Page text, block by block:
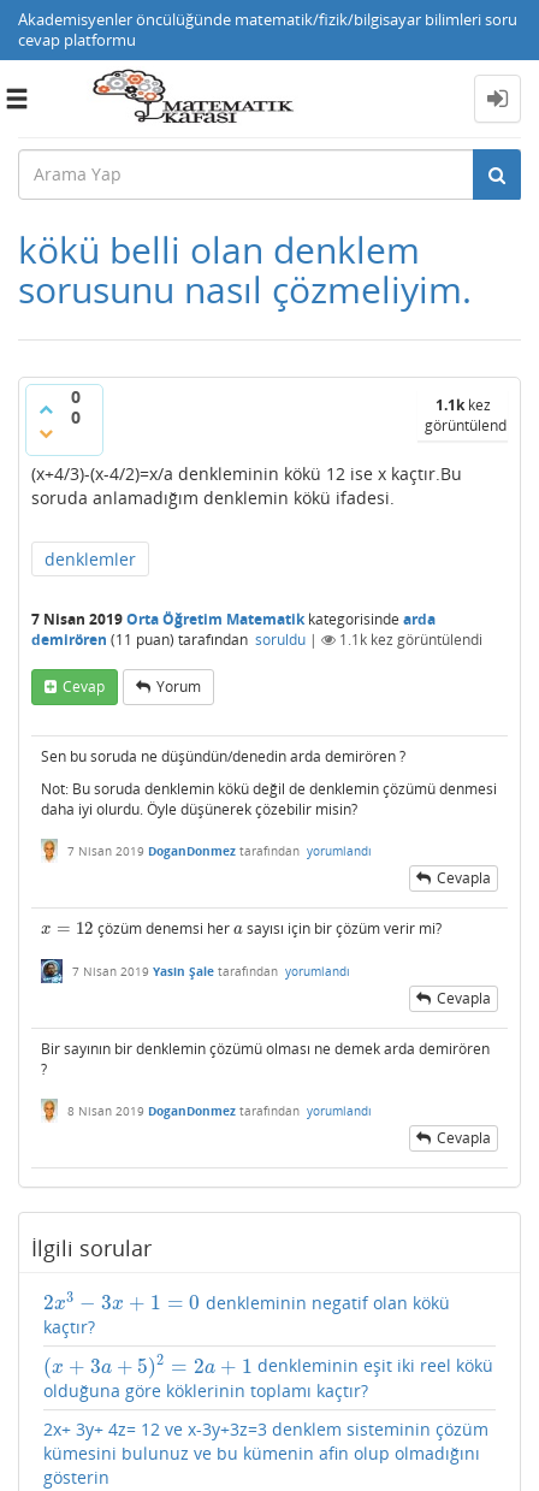
Akademisyenler öncülüğünde matematik/fizik/bilgisayar bilimleri soru
cevap platformu
Toggle
kökü belli olan denklem
sorusunu nasıl çözmeliyim.
0
0
1.1kkez
görüntülendi
(x+4/3)-(x-4/2)=x/a denkleminin kökü 12 ise x kaçtır.Bu
soruda anlamadığım denklemin kökü ifadesi.
denklemler
7 Nisan 2019Orta Öğretim Matematikkategorisinde arda
demirören (11 puan) tarafından soruldu | 1.1k kez görüntülendi
Cevap Yorum
Sen bu soruda ne düşündün/denedin arda demirören ?
Not: Bu soruda denklemin kökü değil de denklemin çözümü denmesi
daha iyi olurdu. Öyle düşünerek çözebilir misin?
7 Nisan 2019 DoganDonmez tarafından yorumlandı
Cevapla
x = 12
x= 12 çözüm denemsi her a
asayısı için bir çözüm verir mi?
7 Nisan 2019 Yasin Şale tarafından yorumlandı
Cevapla
Bir sayının bir denklemin çözümü olması ne demek arda demirören
?
8 Nisan 2019 DoganDonmez tarafından yorumlandı
Cevapla
İlgili sorular
2x3 − 3x + 1 = 0
2x3− 3x +1= 0
denkleminin negatif olan kökü
kaçtır?
(x + 3a + 5)2 = 2a + 1
(x+ 3a +5)2=2 a+1
denkleminin eşit iki reel kökü
olduğuna göre köklerinin toplamı kaçtır?
2x+ 3y+ 4z= 12 ve x-3y+3z=3 denklem sisteminin çözüm
kümesini bulunuz ve bu kümenin afin olup olmadığını
gösterin